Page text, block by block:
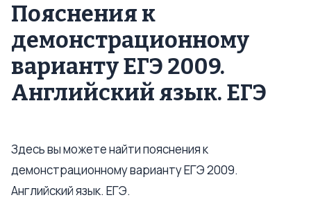
Пояснения к
демонстрационному
варианту ЕГЭ 2009.
Английский язык. ЕГЭ
Здесь вы можете найти пояснения к
демонстрационному варианту ЕГЭ 2009.
Английский язык. ЕГЭ.